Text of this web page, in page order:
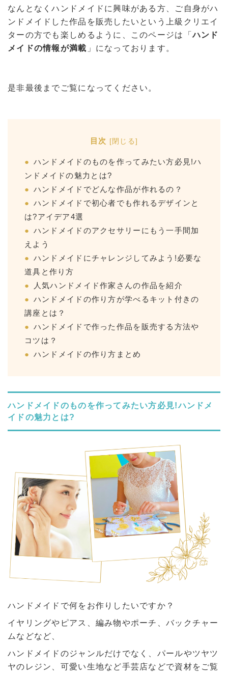
なんとなくハンドメイドに興味がある方、ご自身がハ
ンドメイドした作品を販売したいという上級クリエイ
ターの方でも楽しめるように、このページは「ハンド
メイドの情報が満載 」になっております。
是非最後までご覧になってください。
目次 [ 閉じる ]
ハンドメイドのものを作ってみたい方必見!ハ
ンドメイドの魅力とは?
ハンドメイドでどんな作品が作れるの？
ハンドメイドで初心者でも作れるデザインと
は?アイデア4選
ハンドメイドのアクセサリーにもう一手間加
えよう
ハンドメイドにチャレンジしてみよう!必要な
道具と作り方
人気ハンドメイド作家さんの作品を紹介
ハンドメイドの作り方が学べるキット付きの
講座とは？
ハンドメイドで作った作品を販売する方法や
コツは？
ハンドメイドの作り方まとめ
ハンドメイドのものを作ってみたい方必見!ハンドメ
イドの魅力とは?
ハンドメイドで何をお作りしたいですか？
イヤリングやピアス、編み物やポーチ、バックチャー
ムなどなど、
ハンドメイドのジャンルだけでなく、パールやツヤツ
ヤのレジン、可愛い生地など手芸店などで資材をご覧